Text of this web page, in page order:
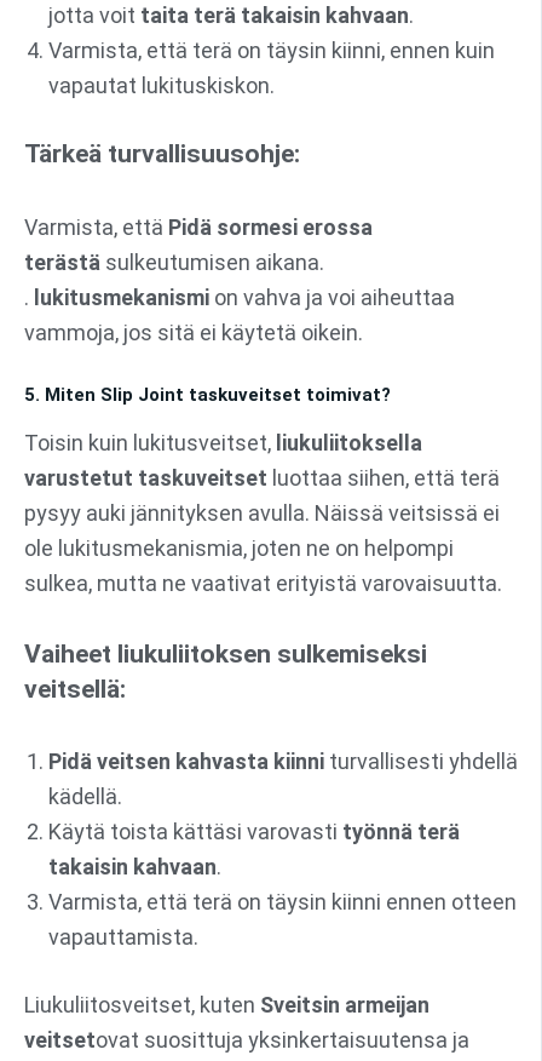
jotta voit taita terä takaisin kahvaan.
Varmista, että terä on täysin kiinni, ennen kuin
vapautat lukituskiskon.
Tärkeä turvallisuusohje:
Varmista, että Pidä sormesi erossa
terästä sulkeutumisen aikana.
. lukitusmekanismi on vahva ja voi aiheuttaa
vammoja, jos sitä ei käytetä oikein.
5. Miten Slip Joint taskuveitset toimivat?
Toisin kuin lukitusveitset, liukuliitoksella
varustetut taskuveitset luottaa siihen, että terä
pysyy auki jännityksen avulla. Näissä veitsissä ei
ole lukitusmekanismia, joten ne on helpompi
sulkea, mutta ne vaativat erityistä varovaisuutta.
Vaiheet liukuliitoksen sulkemiseksi
veitsellä:
Pidä veitsen kahvasta kiinni turvallisesti yhdellä
kädellä.
Käytä toista kättäsi varovasti työnnä terä
takaisin kahvaan.
Varmista, että terä on täysin kiinni ennen otteen
vapauttamista.
Liukuliitosveitset, kuten Sveitsin armeijan
veitsetovat suosittuja yksinkertaisuutensa ja